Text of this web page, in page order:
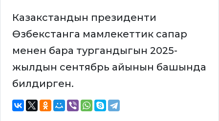
Казакстандын президенти
Өзбекстанга мамлекеттик сапар
менен бара тургандыгын 2025-
жылдын сентябрь айынын башында
билдирген.